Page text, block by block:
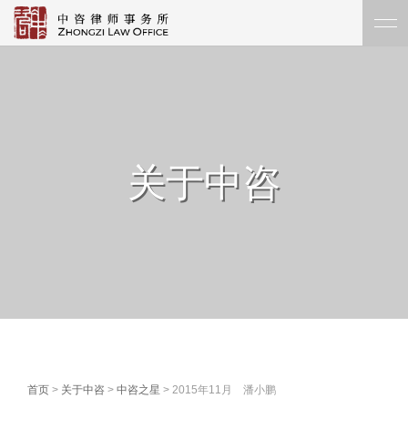
关于中咨
首页 > 关于中咨 > 中咨之星 > 2015年11月 潘小鹏